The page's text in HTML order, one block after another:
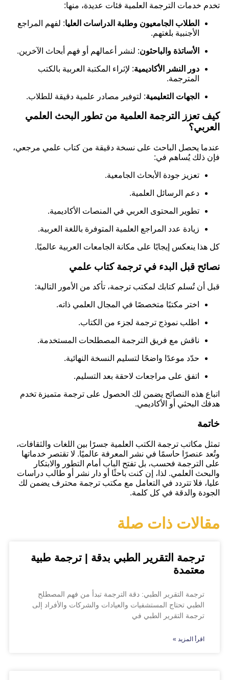
تخدم خدمات الترجمة العلمية فئات عديدة، منها:
الطلاب الجامعيون وطلبة الدراسات العليا: لفهم المراجع
الأجنبية بلغتهم.
الأساتذة والباحثون: لنشر أعمالهم أو فهم أبحاث الآخرين.
دور النشر الأكاديمية: لإثراء المكتبة العربية بالكتب
المترجمة.
الجهات التعليمية: لتوفير مصادر علمية دقيقة للطلاب.
كيف تعزز الترجمة العلمية من تطور البحث العلمي
العربي؟
عندما يحصل الباحث على نسخة دقيقة من كتاب علمي مرجعي،
فإن ذلك يُساهم في:
تعزيز جودة الأبحاث الجامعية.
دعم الرسائل العلمية.
تطوير المحتوى العربي في المنصات الأكاديمية.
زيادة عدد المراجع العلمية المتوفرة باللغة العربية.
كل هذا ينعكس إيجابًا على مكانة الجامعات العربية عالميًا.
نصائح قبل البدء في ترجمة كتاب علمي
قبل أن تُسلم كتابك لمكتب ترجمة، تأكد من الأمور التالية:
اختر مكتبًا متخصصًا في المجال العلمي ذاته.
اطلب نموذج ترجمة لجزء من الكتاب.
ناقش مع فريق الترجمة المصطلحات المستخدمة.
حدّد موعدًا واضحًا لتسليم النسخة النهائية.
اتفق على مراجعات لاحقة بعد التسليم.
اتباع هذه النصائح يضمن لك الحصول على ترجمة متميزة تخدم
هدفك البحثي أو الأكاديمي.
خاتمة
تمثل مكاتب ترجمة الكتب العلمية جسرًا بين اللغات والثقافات،
وتُعد عنصرًا حاسمًا في نشر المعرفة عالميًا. لا تقتصر خدماتها
على الترجمة فحسب، بل تفتح الباب أمام التطور والابتكار
والبحث العلمي. لذا، إن كنت باحثًا أو دار نشر أو طالب دراسات
عليا، فلا تتردد في التعامل مع مكتب ترجمة محترف يضمن لك
الجودة والدقة في كل كلمة.
مقالات ذات صلة
ترجمة التقرير الطبي بدقة | ترجمة طبية
معتمدة
ترجمة التقرير الطبي: دقة الترجمة تبدأ من فهم المصطلح
الطبي تحتاج المستشفيات والعيادات والشركات والأفراد إلى
ترجمة التقرير الطبي في
اقرأ المزيد »